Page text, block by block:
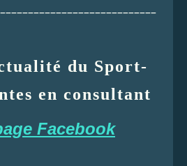
du Sport-
en consultant
Facebook